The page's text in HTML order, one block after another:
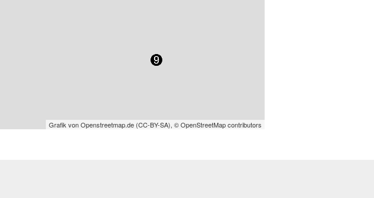
Grafik vonOpenstreetmap.de(CC-BY-SA), © OpenStreetMap contributors